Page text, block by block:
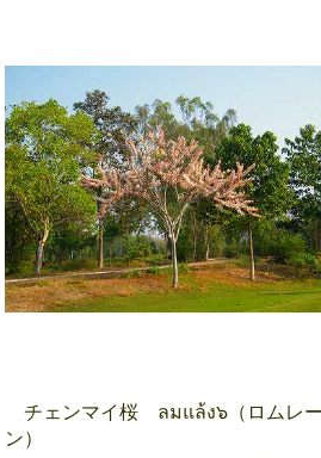
チェンマイ桜 ลมแล้ง๖（ロムレ
ン）